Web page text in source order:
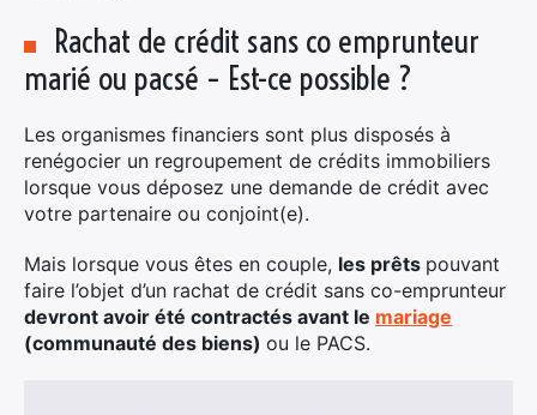
Rachat de crédit sans co emprunteur
marié ou pacsé – Est-ce possible ?
Les organismes financiers sont plus disposés à
renégocier un regroupement de crédits immobiliers
lorsque vous déposez une demande de crédit avec
votre partenaire ou conjoint(e).
Mais lorsque vous êtes en couple, les prêts pouvant
faire l’objet d’un rachat de crédit sans co-emprunteur
devront avoir été contractés avant le mariage
(communauté des biens) ou le PACS.